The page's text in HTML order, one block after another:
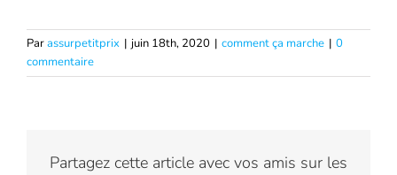
Parassurpetitprix | juin 18th, 2020 | comment ça marche | 0
commentaire
Partagez cette article avec vos amis sur les